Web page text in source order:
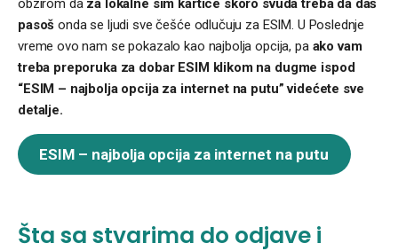
obzirom da za lokalne sim kartice skoro svuda treba da daš
pasošonda se ljudi sve češće odlučuju za ESIM. U Poslednje
vreme ovo nam se pokazalo kao najbolja opcija, pa ako vam
treba preporuka za dobar ESIM klikom na dugme ispod
“ESIM – najbolja opcija za internet na putu” videćete sve
detalje.
ESIM – najbolja opcija za internet na putu
Šta sa stvarima do odjave i